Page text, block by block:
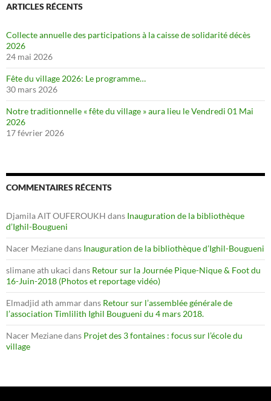
ARTICLES RÉCENTS
Collecte annuelle des participations à la caisse de solidarité décès
2026
24 mai 2026
Fête du village 2026: Le programme…
30 mars 2026
Notre traditionnelle « fête du village » aura lieu le Vendredi 01 Mai
2026
17 février 2026
COMMENTAIRES RÉCENTS
Djamila AIT OUFEROUKH dans Inauguration de la bibliothèque
d’Ighil-Bougueni
Nacer Mezianedans Inauguration de la bibliothèque d’Ighil-Bougueni
slimane ath ukaci dans Retour sur la Journée Pique-Nique & Foot du
16-Juin-2018 (Photos et reportage vidéo)
Elmadjid ath ammardans Retour sur l’assemblée générale de
l’association Timlilith Ighil Bougueni du 4 mars 2018.
Nacer Mezianedans Projet des 3 fontaines : focus sur l’école du
village